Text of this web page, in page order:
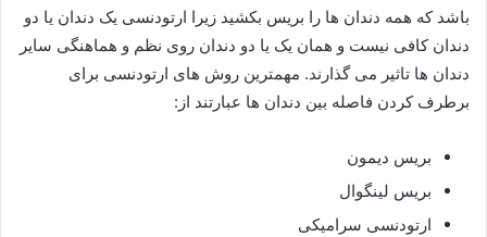
باشد که همه دندان ها را بریس بکشید زیرا ارتودنسی یک دندان یا دو
دندان کافی نیست و همان یک یا دو دندان روی نظم و هماهنگی سایر
دندان ها تاثیر می گذارند. مهمترین روش های ارتودنسی برای
برطرف کردن فاصله بین دندان ها عبارتند از:
بریس دیمون
بریس لینگوال
ارتودنسی سرامیکی